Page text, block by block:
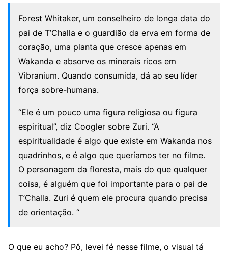
Forest Whitaker, um conselheiro de longa data do
pai de T’Challa e o guardião da erva em forma de
coração, uma planta que cresce apenas em
Wakanda e absorve os minerais ricos em
Vibranium. Quando consumida, dá ao seu líder
força sobre-humana.
“Ele é um pouco uma figura religiosa ou figura
espiritual”, diz Coogler sobre Zuri. “A
espiritualidade é algo que existe em Wakanda nos
quadrinhos, e é algo que queríamos ter no filme.
O personagem da floresta, mais do que qualquer
coisa, é alguém que foi importante para o pai de
T’Challa. Zuri é quem ele procura quando precisa
de orientação. “
O que eu acho? Pô, levei fé nesse filme, o visual tá